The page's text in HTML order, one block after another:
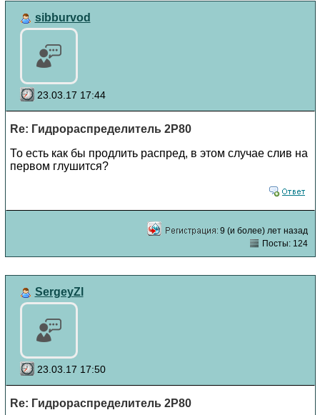
sibburvod
23.03.17 17:44
Re: Гидрораспределитель 2Р80
То есть как бы продлить распред, в этом случае слив на
первом глушится?
9 (и более) лет назад
Посты: 124
SergeyZl
23.03.17 17:50
Re: Гидрораспределитель 2Р80